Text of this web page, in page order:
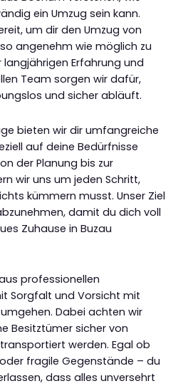
ein Umzug sein kann.
um dir den Umzug von
angenehm wie möglich zu
Erfahrung und
Team sorgen wir dafür,
und sicher abläuft.
bieten wir dir umfangreiche
auf deine Bedürfnisse
der Planung bis zur
wir uns um jeden Schritt,
kümmern musst. Unser Ziel
damit du dich voll
Zuhause in Buzau
professionellen
Sorgfalt und Vorsicht mit
Dabei achten wir
Besitztümer sicher von
werden. Egal ob
fragile Gegenstände – du
dass alles unversehrt